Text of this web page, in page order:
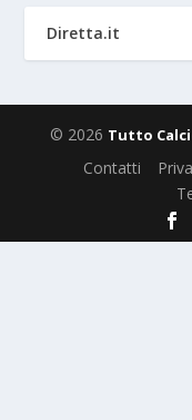
Diretta.it
© 2026 Tutto
Contatti